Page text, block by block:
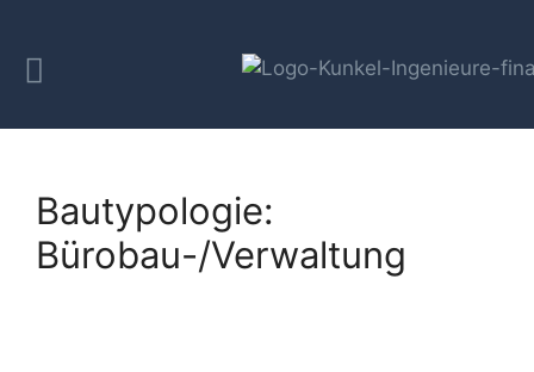
Bautypologie:
Bürobau-/Verwaltung